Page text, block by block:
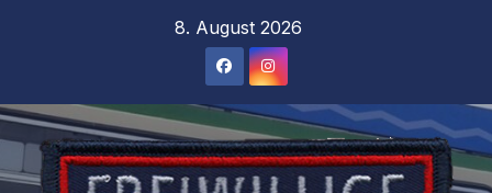
8. August 2026